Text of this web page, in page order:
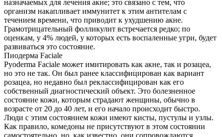
назначаемых для лечения акне; это связано с тем, что
организм накапливает иммунитет к этим антителам с
течением времени, что приводит к ухудшению акне.
Грамотрицательный фолликулит встречается редко; по
оценкам, у 4% людей, у которых есть воспаленные угри, будет
развиваться это состояние.
Пиодерма Faciale
Pyoderma Faciale может имитировать как акне, так и розацеа,
но это не так. Он был ранее классифицирован как вариант
розацеа, но недавно был реклассифицирован как его
собственный диагностический объект. Это болезненное
состояние кожи, которым страдают женщины, обычно в
возрасте от 20 до 40 лет, и его начало происходит быстро.
Люди с этим состоянием кожи имеют кисты, пустулы и узлы.
Как правило, комедоны не присутствуют в этом состоянии